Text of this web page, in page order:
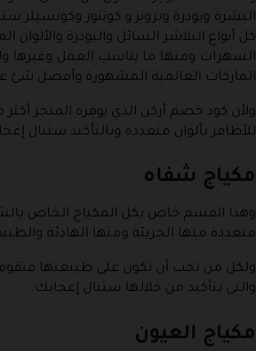
البشرة وبودرة وبرونز و كونتور
كل أنواع البلاشر السائل والبودرة
السهرات ومنها ما يناسب العمل وغيرها
الماركات العالمية المشهورة وأفضل شئ
ولأن كود خصم أركن الذي يوفره المتجر أكثر
للأظافر بألوان متعددة وبالتأكيد ستنال
مكياج شفاه
وهذا القسم خاص بكل المكياج الخاص
متعددة منها الجريئة ومنها الهادئة والطبيعية
ولكل من تحب أن تكون على طبيعتها فتقوم
والتى بتأكيد من خلالها ستنال إعجابك.
مكياج العيون